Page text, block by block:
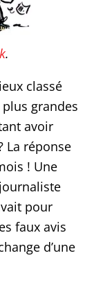
.
classé
grandes
avoir
La réponse
! Une
pour
faux avis
d’une